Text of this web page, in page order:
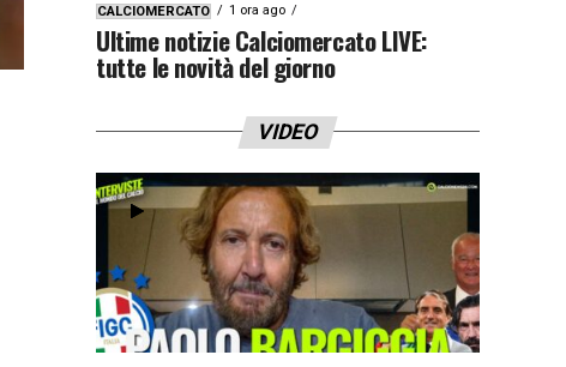
CALCIOMERCATO 1 ora ago
Ultime notizie Calciomercato LIVE:
tutte le novità del giorno
VIDEO